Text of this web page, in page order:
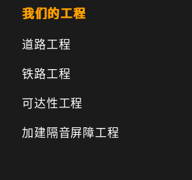
我们的工程
道路工程
铁路工程
可达性工程
加建隔音屏障工程